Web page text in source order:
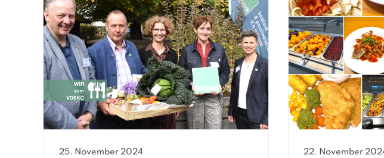
25. November 2024 22. November